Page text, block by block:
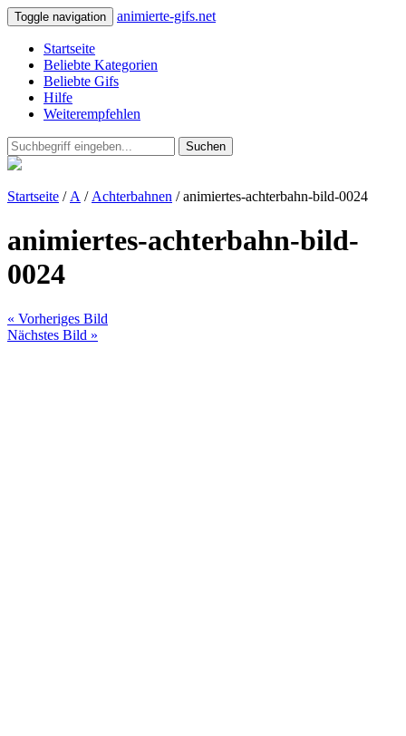
Toggle navigation animierte-gifs.net
Startseite
Beliebte Kategorien
Beliebte Gifs
Hilfe
Weiterempfehlen
Suchen
Startseite / A / Achterbahnen / animiertes-achterbahn-bild-0024
animiertes-achterbahn-bild-
0024
« Vorheriges Bild
Nächstes Bild »